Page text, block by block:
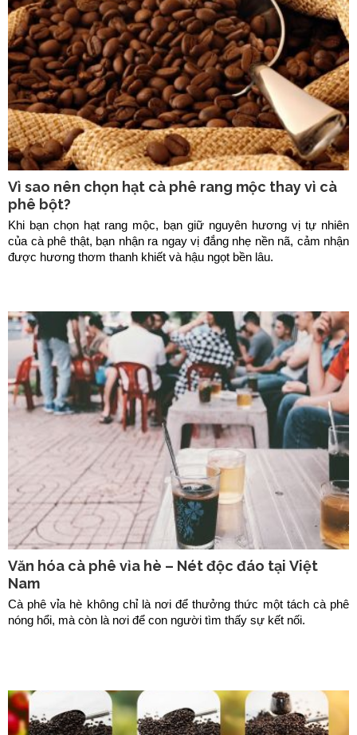
Vì sao nên chọn hạt cà phê rang mộc thay vì cà
phê bột?
Khi bạn chọn hạt rang mộc, bạn giữ nguyên hương vị tự nhiên
của cà phê thật, bạn nhận ra ngay vị đắng nhẹ nền nã, cảm nhận
được hương thơm thanh khiết và hậu ngọt bền lâu.
Văn hóa cà phê vỉa hè – Nét độc đáo tại Việt
Nam
Cà phê vỉa hè không chỉ là nơi để thưởng thức một tách cà phê
nóng hổi, mà còn là nơi để con người tìm thấy sự kết nối.